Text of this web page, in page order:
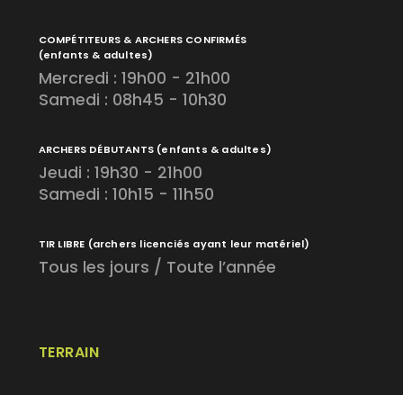
TERRAIN
COMPÉTITEURS & ARCHERS CONFIRMÉS
(enfants & adultes)
Mercredi : 19h00 - 21h00
Samedi : 08h45 - 10h30
ARCHERS DÉBUTANTS (enfants & adultes)
Jeudi : 19h30 - 21h00
Samedi : 10h15 - 11h50
TIR LIBRE (archers licenciés ayant leur matériel)
Tous les jours / Toute l’année